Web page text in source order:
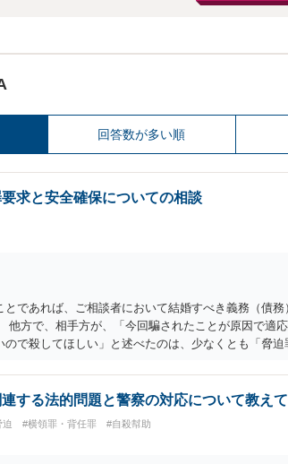
回答数が多い順
求と安全確保についての相談
とであれば、ご相談者において結婚すべき義務（債
他方で、相手方が、「今回騙されたことが原因で適
ので殺してほしい」と述べたのは、少なくとも「脅
いてくる）複数回（執拗に）来訪したりと異常な側
て相談すべきと思われます。
する法的問題と警察の対応について教え
#横領罪・背任罪 #自殺幇助